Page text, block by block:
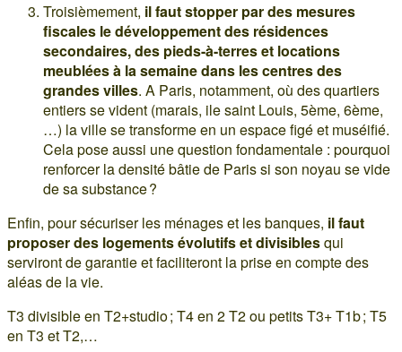
Troisièmement, il faut stopper par des mesures
fiscales le développement des résidences
secondaires, des pieds-à-terres et locations
meublées à la semaine dans les centres des
grandes villes. A Paris, notamment, où des quartiers
entiers se vident (marais, ile saint Louis, 5ème, 6ème,
…) la ville se transforme en un espace figé et muséifié.
Cela pose aussi une question fondamentale : pourquoi
renforcer la densité bâtie de Paris si son noyau se vide
de sa substance ?
Enfin, pour sécuriser les ménages et les banques, il faut
proposer des logements évolutifs et divisiblesqui
serviront de garantie et faciliteront la prise en compte des
aléas de la vie.
T3 divisible en T2+studio ; T4 en 2 T2 ou petits T3+ T1b ; T5
en T3 et T2,…